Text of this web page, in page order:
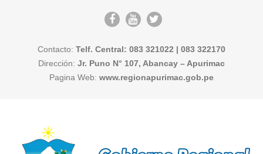
Contacto: Telf. Central: 083 321022 | 083 322170
Dirección: Jr. Puno N° 107, Abancay – Apurimac
Pagina Web: www.regionapurimac.gob.pe